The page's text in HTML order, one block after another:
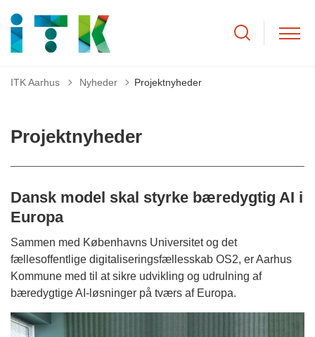
ITK Aarhus Tilbage til
Nyheder Projektnyheder
Projektnyheder
Dansk model skal styrke bæredygtig AI i
Europa
Sammen med Københavns Universitet og det
fællesoffentlige digitaliseringsfællesskab OS2, er Aarhus
Kommune med til at sikre udvikling og udrulning af
bæredygtige AI-løsninger på tværs af Europa.